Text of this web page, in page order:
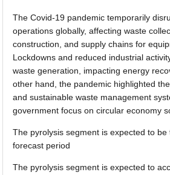
The Covid-19 pandemic temporarily
operations globally, affecting waste
construction, and supply chains for
Lockdowns and reduced industrial
waste generation, impacting energy
other hand, the pandemic highlighted
and sustainable waste management
government focus on circular economy
The pyrolysis segment is expected to
forecast period
The pyrolysis segment is expected to